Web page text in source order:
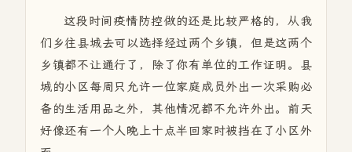
这段时间疫情防控做的还是比较严格的，从我
们乡往县城去可以选择经过两个乡镇，但是这两个
乡镇都不让通行了，除了你有单位的工作证明。县
城的小区每周只允许一位家庭成员外出一次采购必
备的生活用品之外，其他情况都不允许外出。前天
好像还有一个人晚上十点半回家时被挡在了小区外